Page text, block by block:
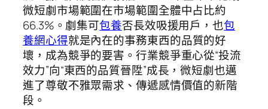
微短劇市場範圍在市場範圍全體中占比約
66.3%。劇集可包養否長效吸援用戶，也包
養網心得就是內在的事務東西的品質的好
壞，成為競爭的要害。行業競爭重心從“投流
效力”向“東西的品質晉陞”成長，微短劇也邁
進了尊敬不雅眾需求、傳遞感情價值的新階
段。